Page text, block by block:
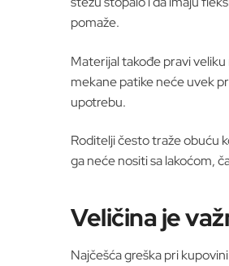
pomaže.
Materijal takođe pravi
mekane patike neće uvek
upotrebu.
Roditelji često traže obuću
ga neće nositi sa lakoćom,
Veličina je
Najčešća greška pri